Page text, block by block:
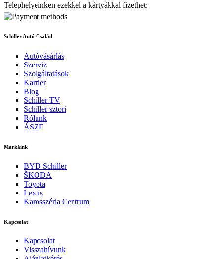
Telephelyeinken ezekkel a kártyákkal fizethet:
Schiller Autó Család
Autóvásárlás
Szerviz
Szolgáltatások
Karrier
Blog
Schiller TV
Schiller sztori
Rólunk
ÁSZF
Márkáink
BYD Schiller
ŠKODA
Toyota
Lexus
Karosszéria Centrum
Kapcsolat
Kapcsolat
Visszahívunk